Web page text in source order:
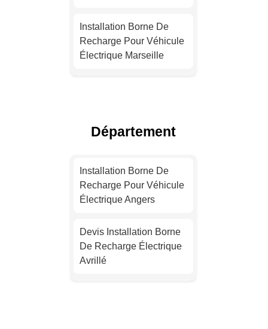
Installation Borne De
Recharge Pour Véhicule
Électrique Marseille
Toulouse
Nice
Département
Installation Borne De
Recharge Pour Véhicule
Électrique Angers
Devis Installation Borne
De Recharge Électrique
Avrillé